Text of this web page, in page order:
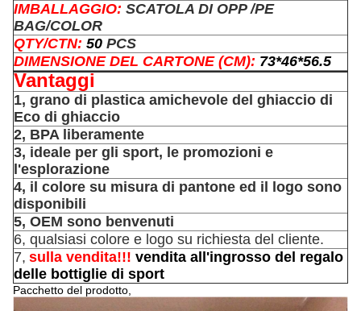
IMBALLAGGIO: SCATOLA DI OPP /PE
BAG/COLOR
QTY/CTN: 50 PCS
DIMENSIONE DEL CARTONE (CM): 73*46*56.5
Vantaggi
1, grano di plastica amichevole del ghiaccio di
Eco di ghiaccio
2, BPA liberamente
3, ideale per gli sport, le promozioni e
l'esplorazione
4, il colore su misura di pantone ed il logo sono
disponibili
5, OEM sono benvenuti
6, qualsiasi colore e logo su richiesta del cliente.
7, sulla vendita!!! vendita all'ingrosso del regalo
delle bottiglie di sport
Pacchetto del prodotto,